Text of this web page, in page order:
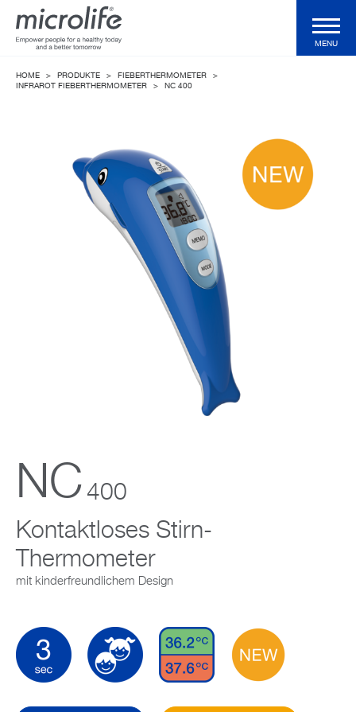
Produkte
MENU
HOME > PRODUKTE > FIEBERTHERMOMETER
>
INFRAROT FIEBERTHERMOMETER
> NC 400
NC 400
Kontaktloses Stirn-
Thermometer
mit kinderfreundlichem Design